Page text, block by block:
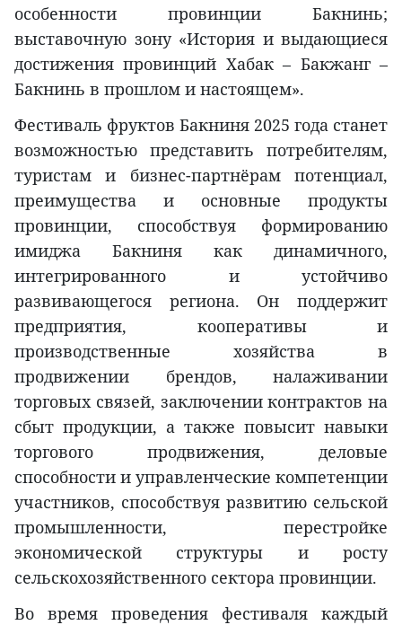
особенности провинции Бакнинь;
выставочную зону «История и выдающиеся
достижения провинций Хабак – Бакжанг –
Бакнинь в прошлом и настоящем».
Фестиваль фруктов Бакниня 2025 года станет
возможностью представить потребителям,
туристам и бизнес-партнёрам потенциал,
преимущества и основные продукты
провинции, способствуя формированию
имиджа Бакниня как динамичного,
интегрированного и устойчиво
развивающегося региона. Он поддержит
предприятия, кооперативы и
производственные хозяйства в
продвижении брендов, налаживании
торговых связей, заключении контрактов на
сбыт продукции, а также повысит навыки
торгового продвижения, деловые
способности и управленческие компетенции
участников, способствуя развитию сельской
промышленности, перестройке
экономической структуры и росту
сельскохозяйственного сектора провинции.
Во время проведения фестиваля каждый